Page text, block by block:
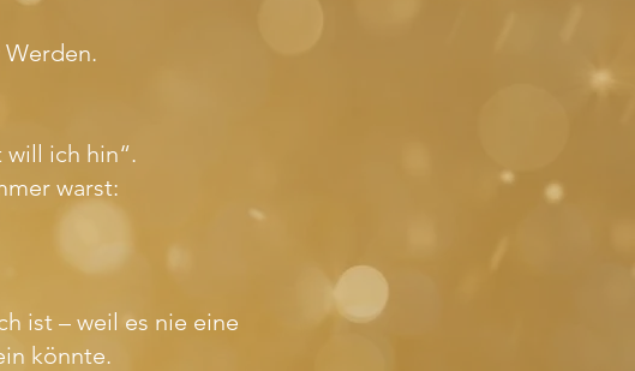
will ich hin“.
warst:
ist – weil es nie eine
könnte.